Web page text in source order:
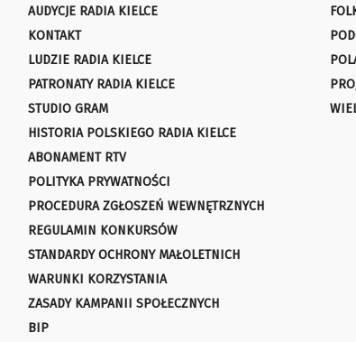
AUDYCJE RADIA KIELCE
KONTAKT
LUDZIE RADIA KIELCE
PATRONATY RADIA KIELCE
STUDIO GRAM
HISTORIA POLSKIEGO RADIA KIELCE
ABONAMENT RTV
POLITYKA PRYWATNOŚCI
PROCEDURA ZGŁOSZEŃ WEWNĘTRZNYCH
REGULAMIN KONKURSÓW
STANDARDY OCHRONY MAŁOLETNICH
WARUNKI KORZYSTANIA
ZASADY KAMPANII SPOŁECZNYCH
BIP